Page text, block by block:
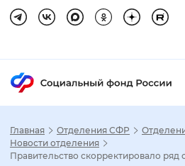
Главная Отделения СФР
Новости отделения
Правительство скорректировало ряд